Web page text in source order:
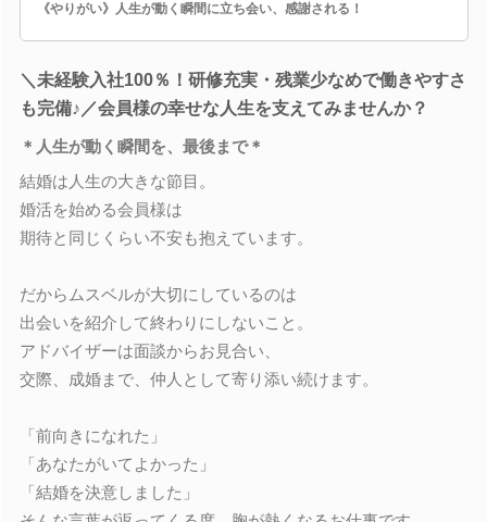
《やりがい》人生が動く瞬間に立ち会い、感謝される！
＼未経験入社100％！研修充実・残業少なめで働きやすさ
も完備♪／会員様の幸せな人生を支えてみませんか？
＊人生が動く瞬間を、最後まで＊
結婚は人生の大きな節目。
婚活を始める会員様は
期待と同じくらい不安も抱えています。
だからムスベルが大切にしているのは
出会いを紹介して終わりにしないこと。
アドバイザーは面談からお見合い、
交際、成婚まで、仲人として寄り添い続けます。
「前向きになれた」
「あなたがいてよかった」
「結婚を決意しました」